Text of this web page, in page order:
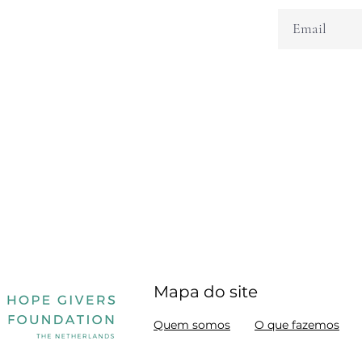
Mapa do site
Quem somos O que fazemos